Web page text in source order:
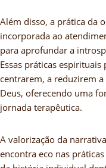
Além disso, a prática da
incorporada ao
para aprofundar a
Essas práticas
centrarem, a reduzirem
Deus, oferecendo uma
jornada terapêutica.
A valorização da
encontra eco nas